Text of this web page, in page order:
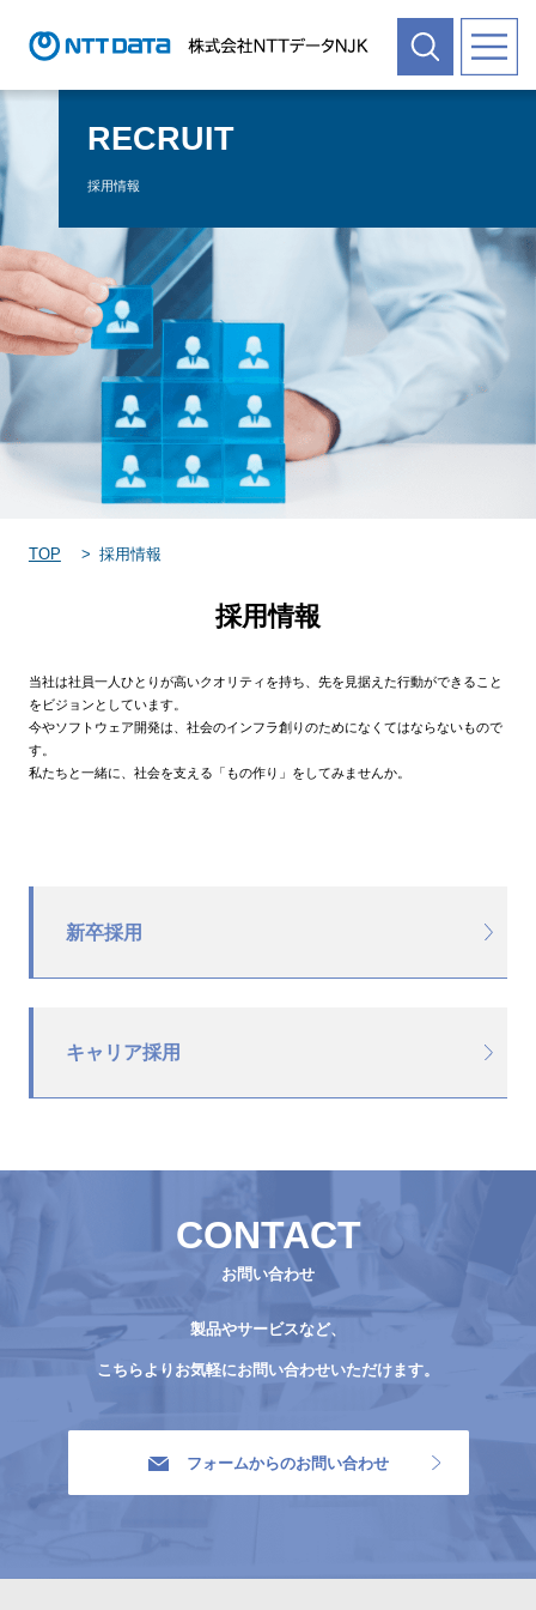
RECRUIT
採用情報
TOP 採用情報
採用情報
当社は社員一人ひとりが高いクオリティを持ち、先を見据えた行動ができること
をビジョンとしています。
今やソフトウェア開発は、社会のインフラ創りのためになくてはならないもので
す。
私たちと一緒に、社会を支える「もの作り」をしてみませんか。
新卒採用
キャリア採用
CONTACT
お問い合わせ
製品やサービスなど、
こちらよりお気軽にお問い合わせいただけます。
フォームからのお問い合わせ